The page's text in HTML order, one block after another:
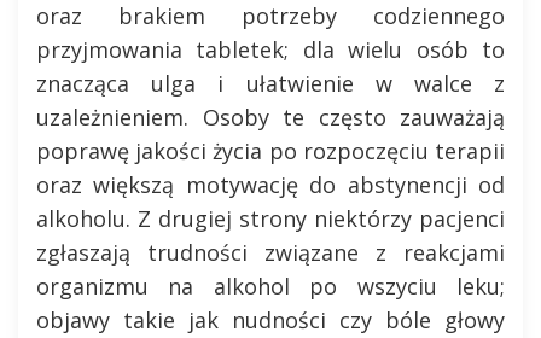
oraz brakiem potrzeby codziennego
przyjmowania tabletek; dla wielu osób to
znacząca ulga i ułatwienie w walce z
uzależnieniem. Osoby te często zauważają
poprawę jakości życia po rozpoczęciu terapii
oraz większą motywację do abstynencji od
alkoholu. Z drugiej strony niektórzy pacjenci
zgłaszają trudności związane z reakcjami
organizmu na alkohol po wszyciu leku;
objawy takie jak nudności czy bóle głowy